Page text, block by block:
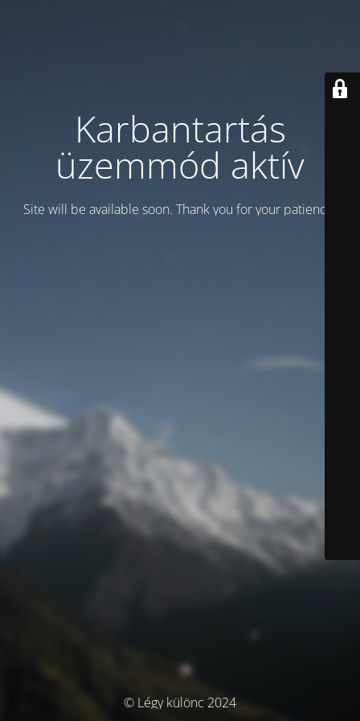
Karbantartás
üzemmód aktív
Site will be available soon. Thank you for your patience!
© Légy különc 2024